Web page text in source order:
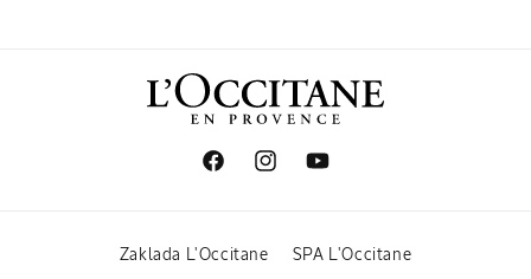
FacebookInstagramYouTube
Zaklada L'Occitane SPA L'Occitane